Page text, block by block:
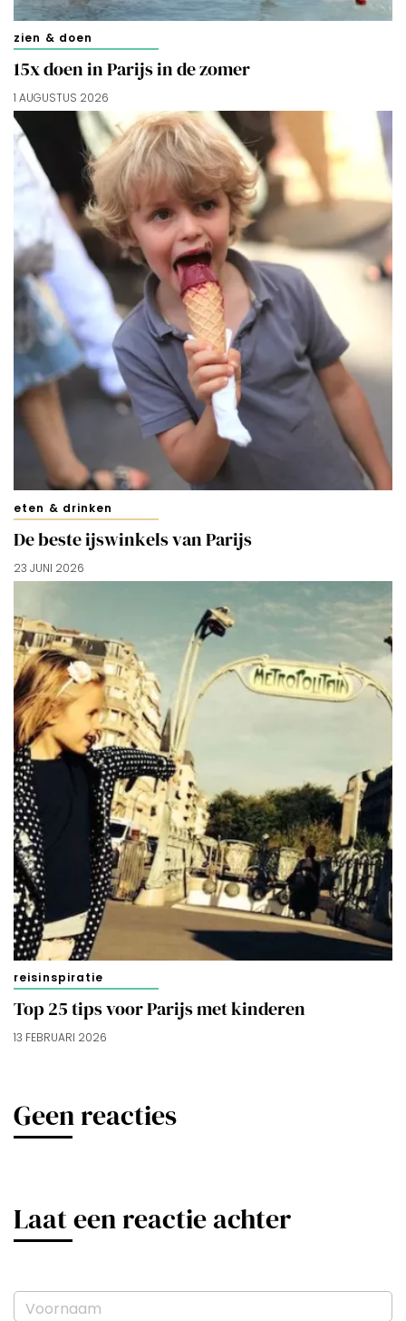
zien & doen
15x doen in Parijs in de zomer
1 AUGUSTUS 2026
eten & drinken
De beste ijswinkels van Parijs
23 JUNI 2026
reisinspiratie
Top 25 tips voor Parijs met kinderen
13 FEBRUARI 2026
Geen reacties
Laat een reactie achter
Voornaam